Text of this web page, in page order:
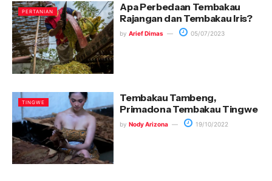
PERTANIAN
Apa Perbedaan Tembakau
Rajangan dan Tembakau Iris?
by Arief Dimas 05/07/2023
TINGWE
Tembakau Tambeng,
Primadona Tembakau Tingwe
by Nody Arizona 19/10/2022